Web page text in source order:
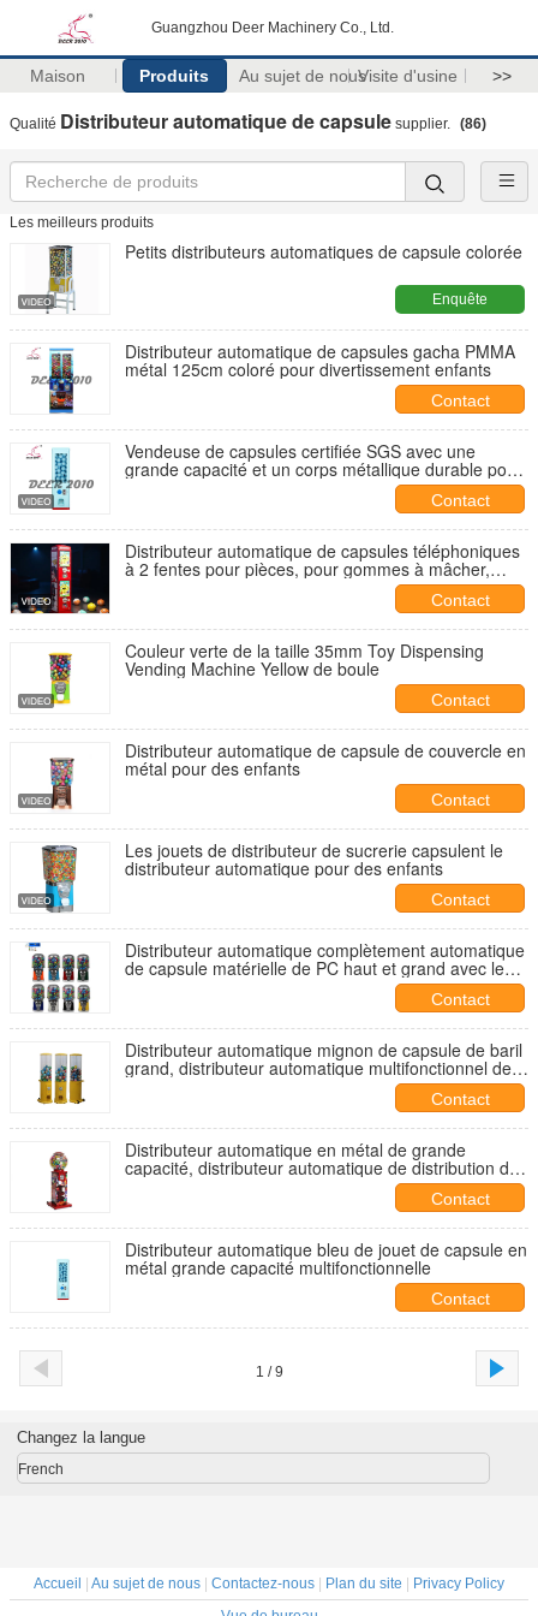
Guangzhou Deer Machinery Co., Ltd.
Maison Produits Au sujet de nousVisite d'usine >>
Qualité Distributeur automatique de capsule supplier. (86)
Les meilleurs produits
Petits distributeurs automatiques de capsule colorée
Enquête
maintenant
Distributeur automatique de capsules gacha PMMA
métal 125cm coloré pour divertissement enfants
Contact
Vendeuse de capsules certifiée SGS avec une
grande capacité et un corps métallique durable pour
la distribution de jouets à Guangdong DEER GV60F
Contact
Distributeur automatique de capsules téléphoniques
à 2 fentes pour pièces, pour gommes à mâcher,
bonbons, balles rebondissantes et plus encore,
Contact
Couleur verte de la taille 35mm Toy Dispensing
Vending Machine Yellow de boule
Contact
Distributeur automatique de capsule de couvercle en
métal pour des enfants
Contact
Les jouets de distributeur de sucrerie capsulent le
distributeur automatique pour des enfants
Contact
Distributeur automatique complètement automatique
de capsule matérielle de PC haut et grand avec le
Contact
Distributeur automatique mignon de capsule de baril
grand, distributeur automatique multifonctionnel de
Contact
Distributeur automatique en métal de grande
capacité, distributeur automatique de distribution de
Contact
Distributeur automatique bleu de jouet de capsule en
métal grande capacité multifonctionnelle
Contact
1 / 9
Changez la langue
French
Accueil Au sujet de nous Contactez-nous Plan du site
Privacy Policy